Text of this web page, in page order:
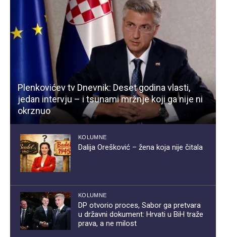
Plenkovićev tv Dnevnik: Deset godina vlasti,
jedan intervju – i tsunami mržnje koji ga nije ni
okrznuo
KOLUMNE
Dalija Orešković – žena koja nije čitala
KOLUMNE
DP otvorio proces, Sabor ga pretvara
u državni dokument: Hrvati u BiH traže
prava, a ne milost